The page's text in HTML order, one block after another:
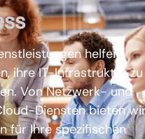
helfen
ihre IT-Infrastruktur zu
Von Netzwerk- und
Diensten bieten
für Ihre spezifischen